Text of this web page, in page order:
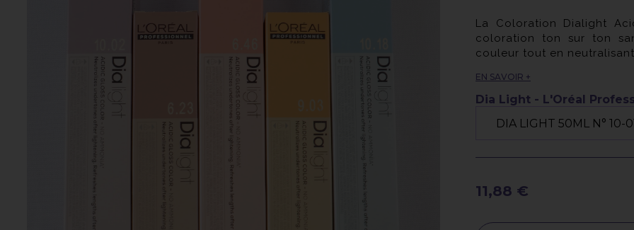
La Coloration Dialight
coloration ton sur ton
couleur tout en
Dialight préserve
oxydation est
aucun effet sur les
Dialight de L'Oréal
complément d'un service
couleur Dialight sans
EN SAVOIR +
Dia Light - L'Oréal
11,88 €